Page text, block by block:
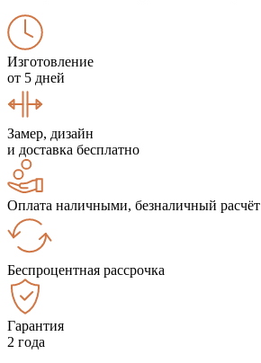
Изготовление
от 5 дней
Замер, дизайн
и доставка бесплатно
Оплата наличными, безналичный расчёт
Беспроцентная рассрочка
Гарантия
2 года